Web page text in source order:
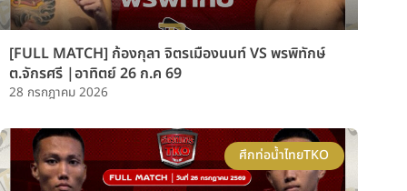
[FULL MATCH] ก้องกุลา จิตรเมืองนนท์ VS พรพิทักษ์
ต.จักรศรี |อาทิตย์ 26 ก.ค 69
28 กรกฎาคม 2026
ศึกท่อน้ำไทยTKO